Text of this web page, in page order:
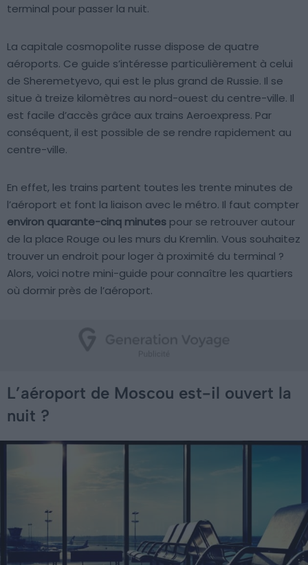
terminal pour passer la nuit.
La capitale cosmopolite russe dispose de quatre
aéroports. Ce guide s’intéresse particulièrement à celui
de Sheremetyevo, qui est le plus grand de Russie. Il se
situe à treize kilomètres au nord-ouest du centre-ville. Il
est facile d’accès grâce aux trains Aeroexpress. Par
conséquent, il est possible de se rendre rapidement au
centre-ville.
En effet, les trains partent toutes les trente minutes de
l’aéroport et font la liaison avec le métro. Il faut compter
environ quarante-cinq minutes pour se retrouver autour
de la place Rouge ou les murs du Kremlin. Vous souhaitez
trouver un endroit pour loger à proximité du terminal ?
Alors, voici notre mini-guide pour connaître les quartiers
où dormir près de l’aéroport.
L’aéroport de Moscou est-il ouvert la
nuit ?